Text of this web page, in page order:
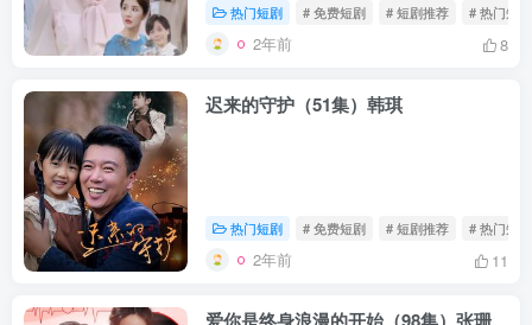
热门短剧 # 免费短剧 # 短剧推荐 # 热门短剧
2年前 8
迟来的守护（51集）韩琪
热门短剧 # 免费短剧 # 短剧推荐 # 热门短剧
2年前 11